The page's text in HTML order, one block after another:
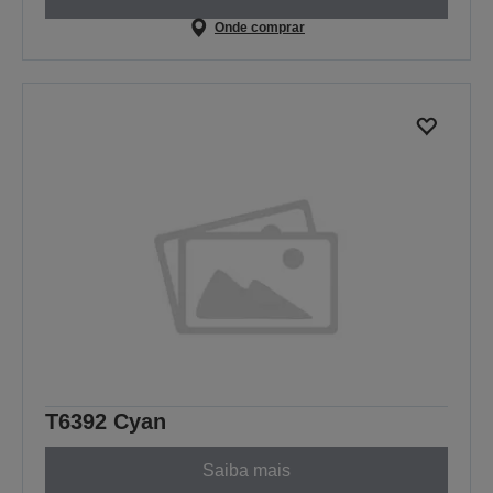
Onde comprar
T6392 Cyan
Saiba mais